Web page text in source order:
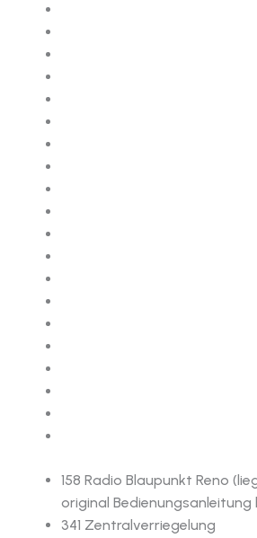
158 Radio Blaupunkt Reno
original Bedienungsanleitung
341 Zentralverriegelung